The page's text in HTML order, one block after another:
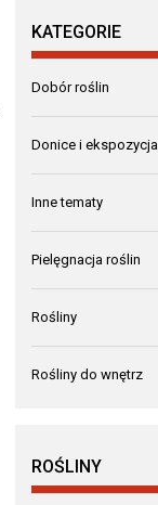
KATEGORIE
Dobór roślin
Donice i ekspozycja
Inne tematy
Pielęgnacja roślin
Rośliny
Rośliny do wnętrz
ROŚLINY